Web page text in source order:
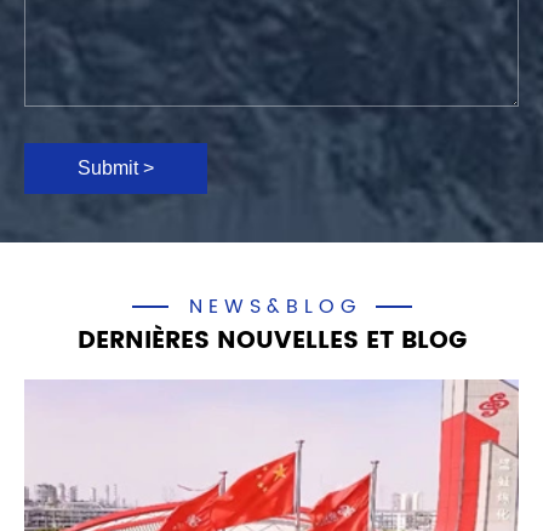
Submit >
NEWS&BLOG
DERNIÈRES NOUVELLES ET BLOG